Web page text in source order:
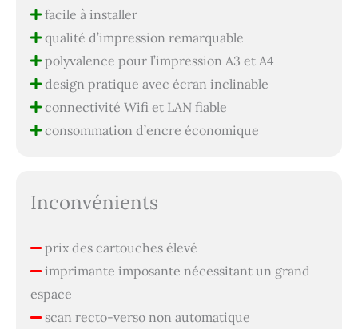
facile à installer
qualité d’impression remarquable
polyvalence pour l’impression A3 et A4
design pratique avec écran inclinable
connectivité Wifi et LAN fiable
consommation d’encre économique
Inconvénients
prix des cartouches élevé
imprimante imposante nécessitant un grand
espace
scan recto-verso non automatique